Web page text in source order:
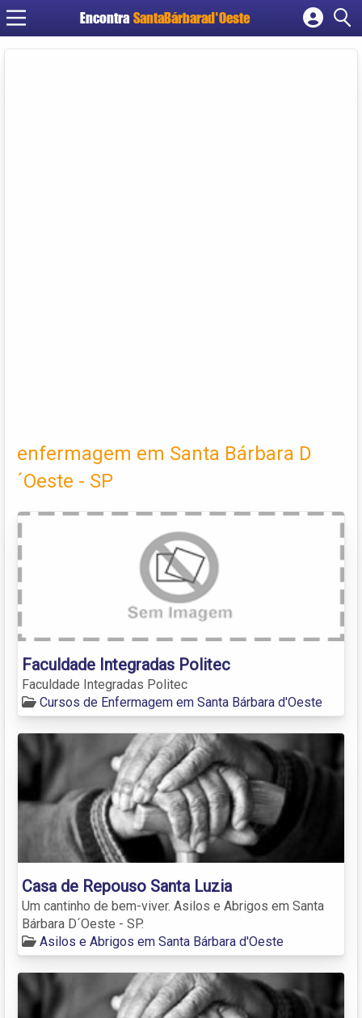
Encontra SantaBárbarad'Oeste
Cadastrar empresa
enfermagem em Santa Bárbara D
´Oeste - SP
Faculdade Integradas Politec
Faculdade Integradas Politec
Cursos de Enfermagem em Santa Bárbara d'Oeste
Casa de Repouso Santa Luzia
Um cantinho de bem-viver. Asilos e Abrigos em Santa
Bárbara D´Oeste - SP.
Asilos e Abrigos em Santa Bárbara d'Oeste